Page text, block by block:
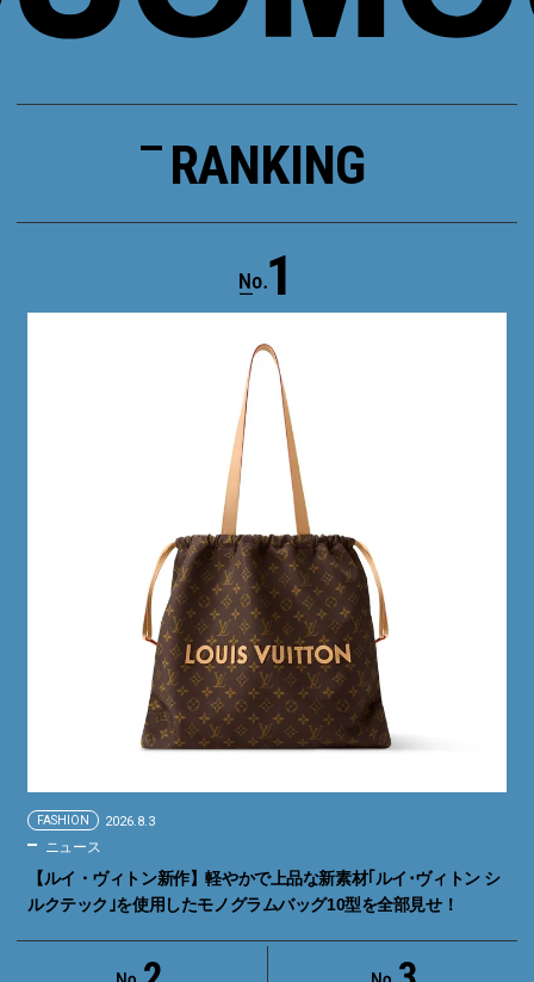
RANKING
1
FASHION 2026.8.3
ニュース
【ルイ・ヴィトン新作】軽やかで上品な新素材｢ルイ･ヴィトン シ
ルクテック｣を使用したモノグラムバッグ10型を全部見せ！